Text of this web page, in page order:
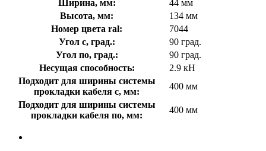
Ширина, мм:
44 мм
Высота, мм:
134 мм
Номер цвета ral:
7044
Угол с, град.:
90 град.
Угол по, град.:
90 град.
Несущая способность:
2.9 кН
Подходит для ширины системы
прокладки кабеля с, мм:
400 мм
Подходит для ширины системы
прокладки кабеля по, мм:
400 мм